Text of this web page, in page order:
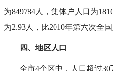
为849784人，集体户人口为
为2.93人，比2010年第六次全
四、地区人口
全市4个区中，人口超过30